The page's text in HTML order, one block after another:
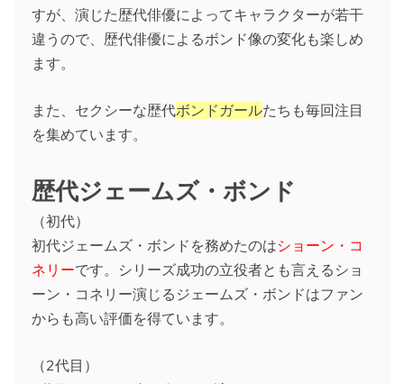
すが、演じた歴代俳優によってキャラクターが若干
違うので、歴代俳優によるボンド像の変化も楽しめ
ます。
また、セクシーな歴代ボンドガールたちも毎回注目
を集めています。
歴代ジェームズ・ボンド
（初代）
初代ジェームズ・ボンドを務めたのはショーン・コ
ネリーです。シリーズ成功の立役者とも言えるショ
ーン・コネリー演じるジェームズ・ボンドはファン
からも高い評価を得ています。
（2代目）